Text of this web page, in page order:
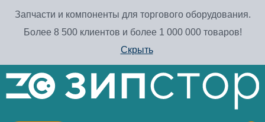
Запчасти и компоненты для торгового оборудования.
Более 8 500 клиентов и более 1 000 000 товаров!
Скрыть